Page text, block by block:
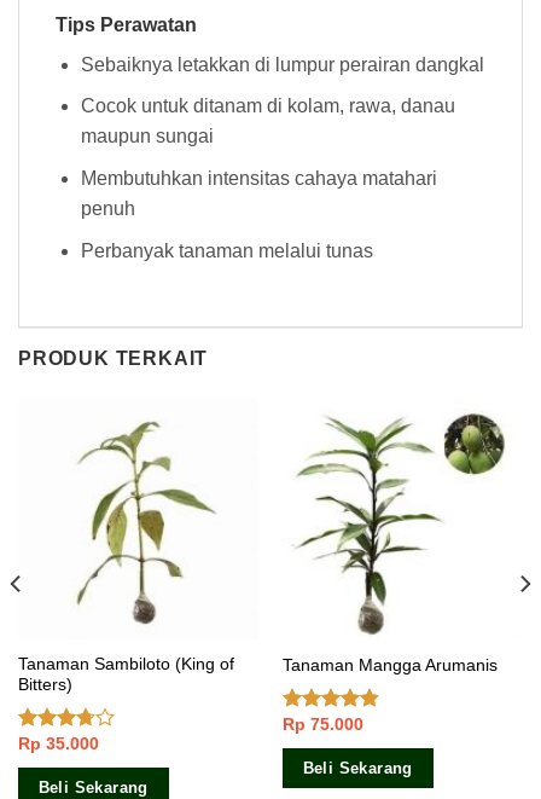
Tips Perawatan
Sebaiknya letakkan di lumpur perairan dangkal
Cocok untuk ditanam di kolam, rawa, danau
maupun sungai
Membutuhkan intensitas cahaya matahari
penuh
Perbanyak tanaman melalui tunas
PRODUK TERKAIT
Tanaman Sambiloto (King of
Bitters)
Dinilai
3.50dari
Rp 35.000
Beli Sekarang
Tanaman Mangga Arumanis
Dinilai
4.50dari 5
Rp 75.000
Beli Sekarang